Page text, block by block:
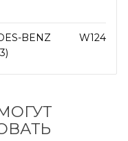
BENZ W124